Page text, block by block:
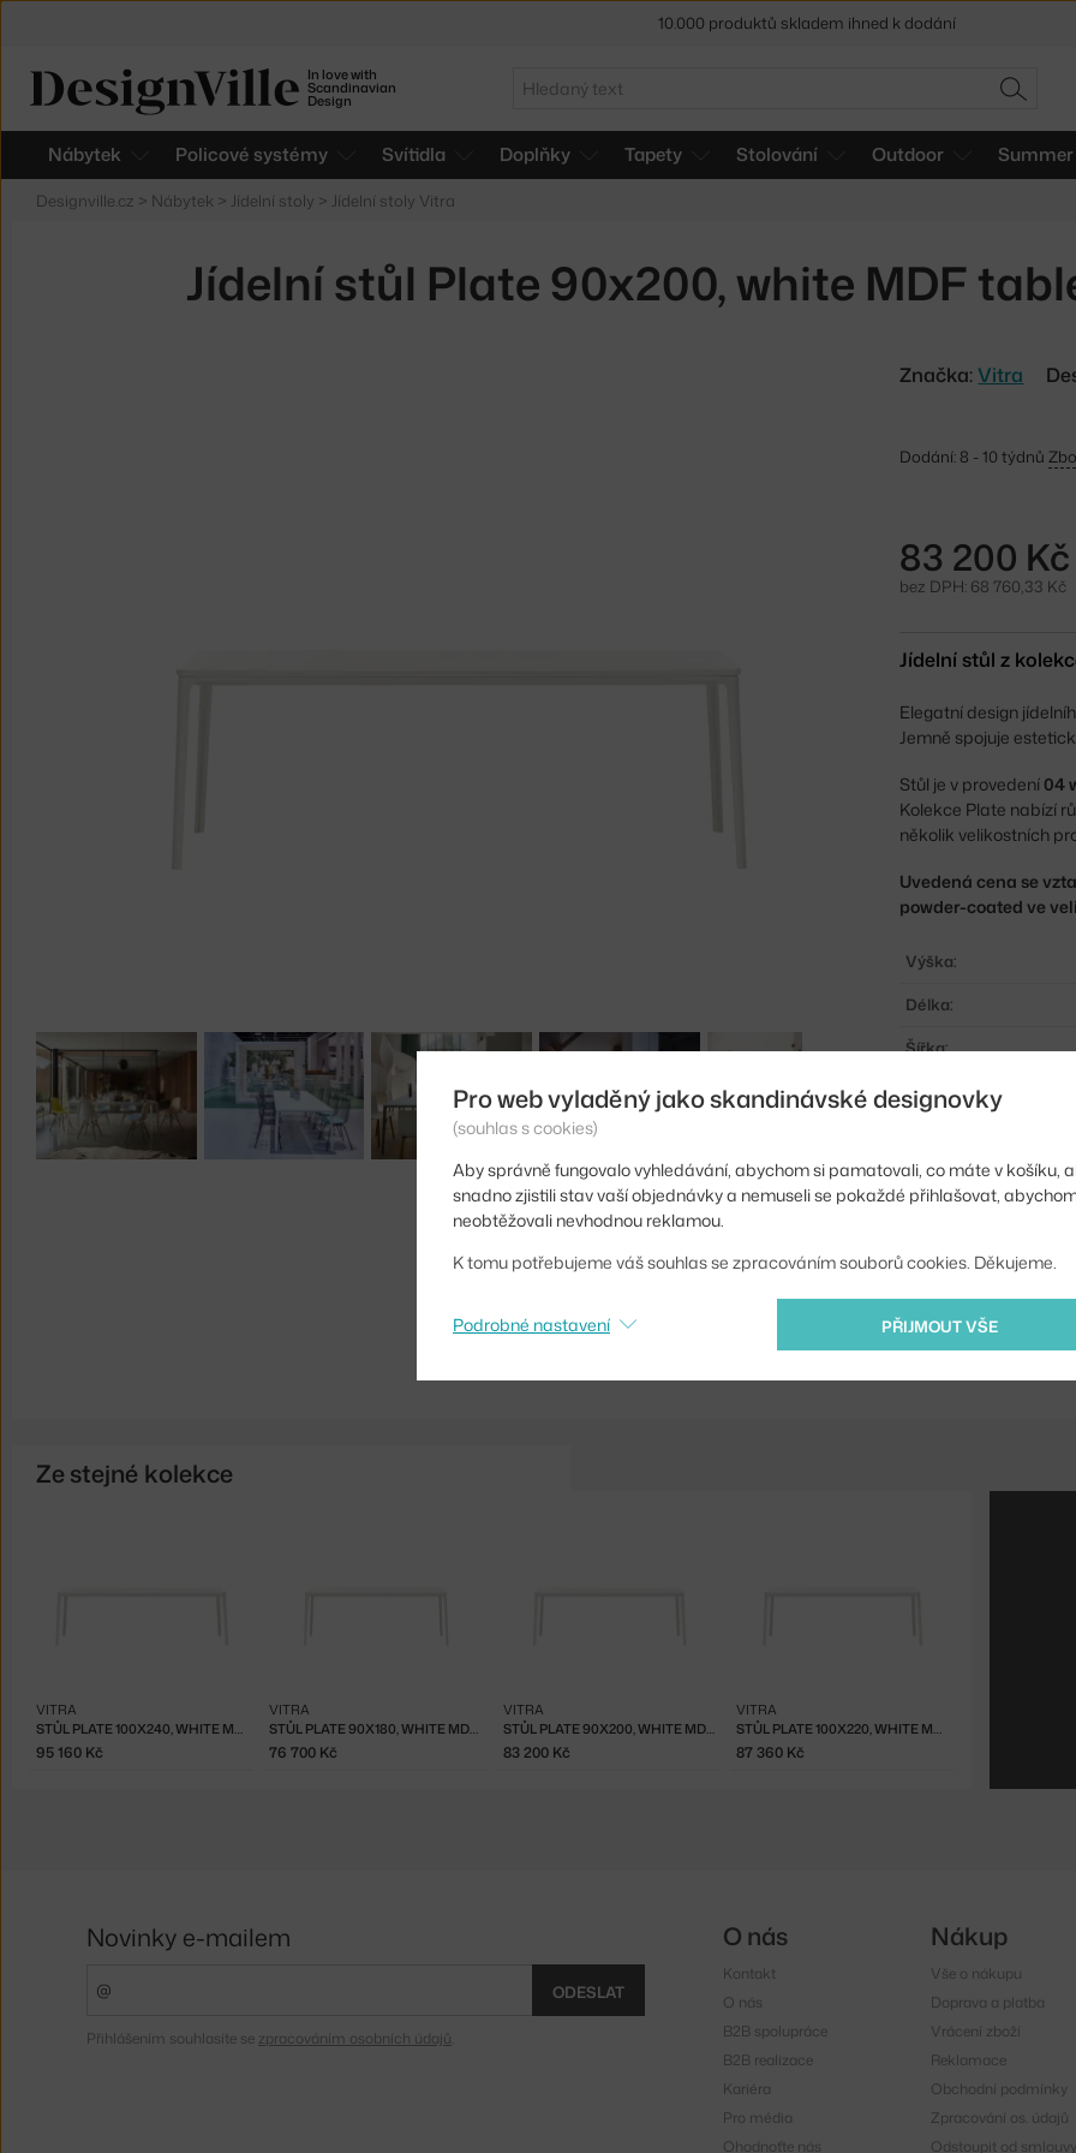
In love with
Scandinavian
Design
Hledat
HLEDAT
Nábytek Policové systémy Svítidla Doplňky Tapety Stolování Outdoor Summer
Designville.cz > Nábytek > Jídelní stoly > Jídelní stoly Vitra
Jídelní stůl Plate 90x200, white MDF
Značka:Vitra
Dodání: 8 - 10 týdnů
83 200 Kč
bez DPH: 68 760,33 Kč
Jídelní stůl z
Elegatní design
Jemně spojuje
Stůl je v provedení 04
Kolekce Plate nabízí
několik velikostních
Uvedená cena se
powder-coated ve
Výška:
Délka:
Šířka:
Barva:
Podnož:
Kód produktu
Ste zo Slovenska?
Shopping from the
Ze stejné kolekce
STŮL PLATE 100X240, WHITE MDF/WHITE
VITRA
95 160 Kč
STŮL PLATE 90X180, WHITE MDF/WHIT
VITRA
76 700 Kč
STŮL PLATE 90X200, WHITE MDF/WHITE
VITRA
83 200 Kč
STŮL PLATE 100X220, WHITE MDF/WHITE
VITRA
87 360 Kč
Pro web vyladěný jako skandinávské designovky
(souhlas s cookies)
Aby správně fungovalo vyhledávání, abychom si pamatovali, co máte v košíku,
snadno zjistili stav vaší objednávky a nemuseli se pokaždé přihlašovat,
neobtěžovali nevhodnou reklamou.
K tomu potřebujeme váš souhlas se zpracováním souborů cookies. Děkujeme.
PŘIJMOUT VŠE
Podrobné nastavení
Novinky e-mailem
ODESLAT
Přihlášením souhlasíte se zpracováním osobních údajů
O nás
Kontakt
O nás
B2B spolupráce
B2B realizace
Kariéra
Pro média
Ohodnoťte nás
Nákup
Vše o nákupu
Doprava a platba
Vrácení zboží
Reklamace
Obchodní podmínky
Zpracování os. údajů
Odstoupit od smlouvy